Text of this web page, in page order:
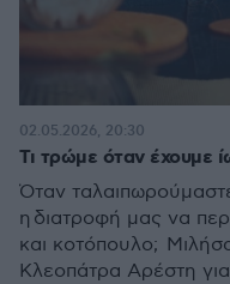
Τι τρώμε όταν έχουμε
Όταν
η διατροφή μας να
και κοτόπουλο;
Κλεοπάτρα Αρέστη
02.05.2026, 20:30